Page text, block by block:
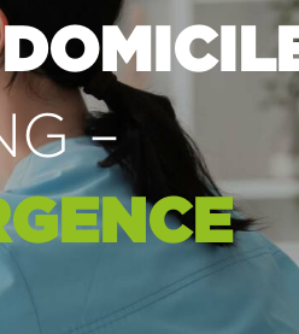
–